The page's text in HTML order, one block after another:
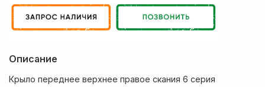
Описание
Крыло переднее верхнее правое скания 6 серия